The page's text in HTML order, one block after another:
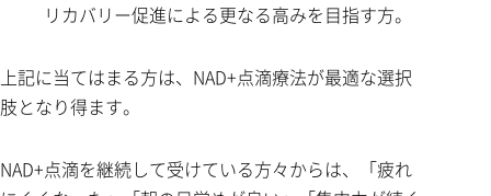
リカバリー促進による更なる高みを目指す方。
上記に当てはまる方は、NAD+点滴療法が最適な選択
肢となり得ます。
NAD+点滴を継続して受けている方々からは、「疲れ